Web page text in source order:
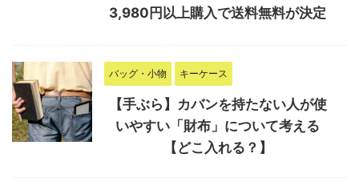
3,980円以上購入で送料無料が決定
バッグ・小物 キーケース
【手ぶら】カバンを持たない人が使
いやすい「財布」について考える
【どこ入れる？】